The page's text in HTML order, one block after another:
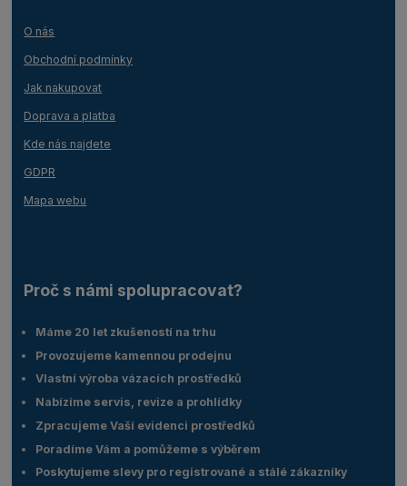
O nás
Obchodní podmínky
Jak nakupovat
Doprava a platba
Kde nás najdete
GDPR
Mapa webu
Proč s námi spolupracovat?
Máme 20 let zkušeností na trhu
Provozujeme kamennou prodejnu
Vlastní výroba vázacích prostředků
Nabízíme servis, revize a prohlídky
Zpracujeme Vaší evidenci prostředků
Poradíme Vám a pomůžeme s výběrem
Poskytujeme slevy pro registrované a stálé zákazníky